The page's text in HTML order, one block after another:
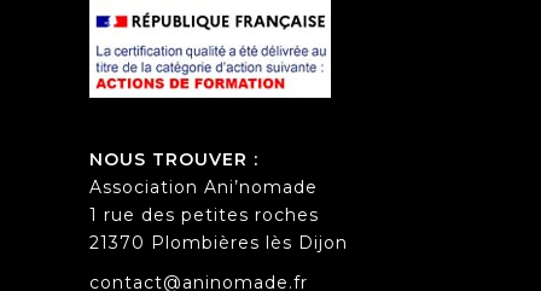
NOUS TROUVER :
Association Ani’nomade
1 rue des petites roches
21370 Plombières lès Dijon
contact@aninomade.fr